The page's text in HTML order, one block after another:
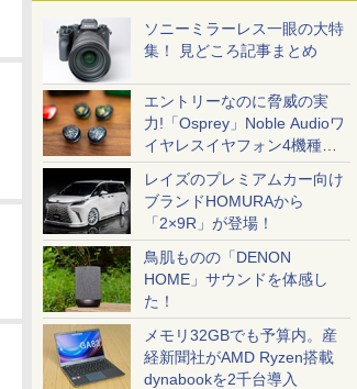
ソニーミラーレス一眼の大特
集！ 見どころ記事まとめ
エントリーなのに脅威の実
力!「Osprey」Noble Audioワ
イヤレスイヤフォン4機種を
一気に聴く
レイズのプレミアムカー向け
ブランドHOMURAから
「2×9R」が登場！
鳥肌ものの「DENON
HOME」サウンドを体感し
た！
メモリ32GBでも予算内。産
経新聞社がAMD Ryzen搭載
dynabookを2千台導入